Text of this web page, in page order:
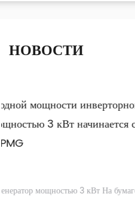
НОВОСТИ
Почему
водяной насос?
Перегрев остается одной из
отказа д...